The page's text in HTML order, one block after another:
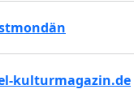
kulturmagazin.de